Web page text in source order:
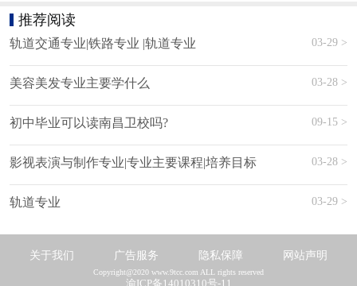
推荐阅读
轨道交通专业|铁路专业 |轨道专业 03-29 >
美容美发专业主要学什么 03-28 >
初中毕业可以读南昌卫校吗? 09-15 >
影视表演与制作专业|专业主要课程|培养目标 03-28 >
轨道专业 03-29 >
关于我们 广告服务 隐私保障 网站声明
Copyright@2020 www.9tcc.com ALL rights reserved
渝ICP备14010310号-11